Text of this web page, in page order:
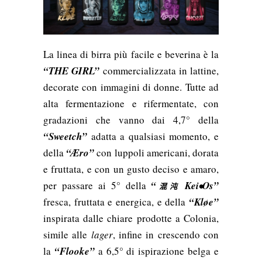
La linea di birra più facile e beverina è la
“THE GIRL” commercializzata in lattine,
decorate con immagini di donne. Tutte ad
alta fermentazione e rifermentate, con
gradazioni che vanno dai 4,7° della
“Sweetch” adatta a qualsiasi momento, e
della “Æro”con luppoli americani, dorata
e fruttata, e con un gusto deciso e amaro,
per passare ai 5° della “ 混沌Kei•Os”
fresca, fruttata e energica, e della “Kløe”
inspirata dalle chiare prodotte a Colonia,
simile alle lager, infine in crescendo con
la “Flooke”a 6,5° di ispirazione belga e